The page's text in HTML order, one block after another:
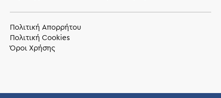
Πολιτική Απορρήτου
Πολιτική Cookies
Όροι Χρήσης